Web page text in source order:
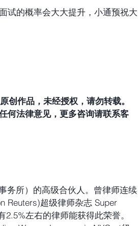
试的概率会大大提升，小通预祝大
创作品，未经授权，请勿转载。
何法律意见，更多咨询请联系客
务所）的高级合伙人。曾律师连续
Reuters)超级律师杂志 Super
左右的律师能获得此荣誉。